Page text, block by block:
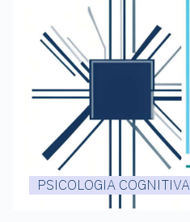
PSICOLOGIA COGNITIVA